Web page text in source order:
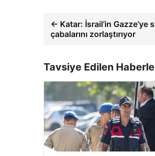
← Katar: İsrail’in Gazze’ye
çabalarını zorlaştırıyor
Tavsiye Edilen